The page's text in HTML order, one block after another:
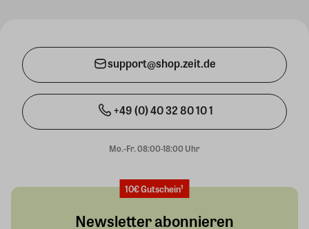
support@shop.zeit.de
+49 (0) 40 32 80 10 1
Mo.-Fr. 08:00-18:00 Uhr
10€ Gutschein¹
Newsletter abonnieren